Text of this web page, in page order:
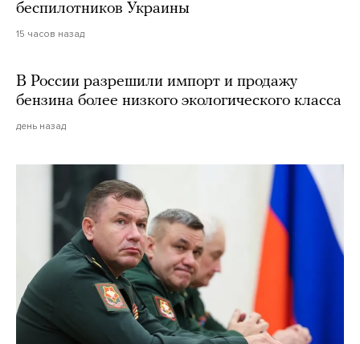
беспилотников Украины
15 часов назад
В России разрешили импорт и продажу
бензина более низкого экологического класса
день назад